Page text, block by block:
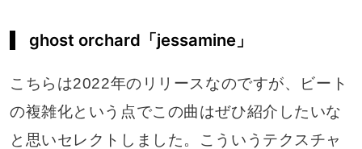
ghost orchard「jessamine」
こちらは2022年のリリースなのですが、ビート
の複雑化という点でこの曲はぜひ紹介したいな
と思いセレクトしました。こういうテクスチャ